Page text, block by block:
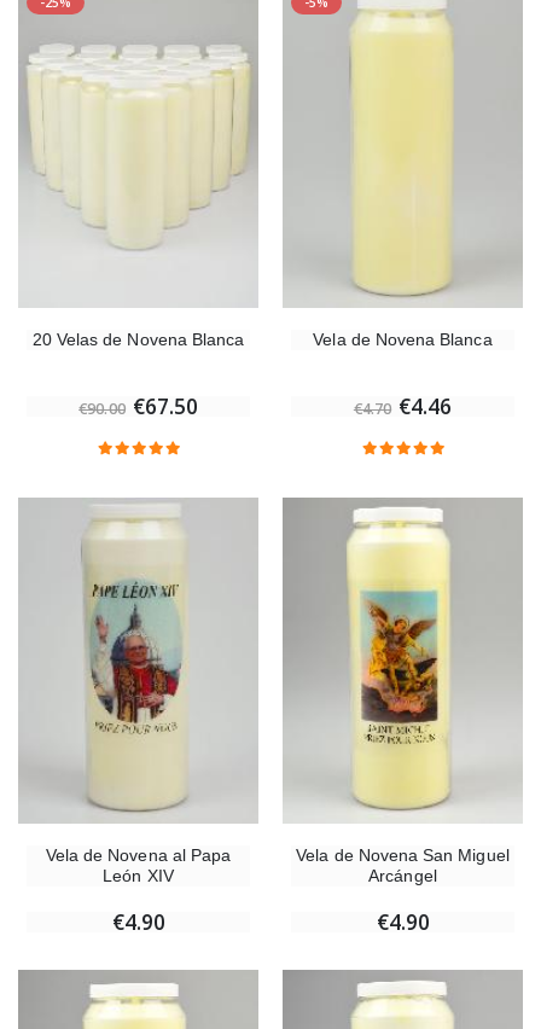
20 Velas de Novena Blanca
€90.00 €67.50
Vela de Novena Blanca
€4.70 €4.46
Vela de Novena al Papa
León XIV
€4.90
Vela de Novena San Miguel
Arcángel
€4.90